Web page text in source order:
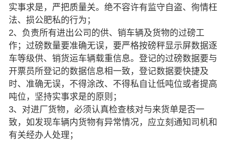
实事求是，严把质量关。绝不容许有监守自盗、徇情枉
法、损公肥私的行为；
2、负责所有进出公司的供、销车辆及货物的过磅工
作；过磅数量要准确无误，要严格按磅秤显示屏数据逐
车等级供、销货运车辆载重信息。登记的过磅数据要与
开票员所登记的数据信息相一致，登记数据要快捷及
时、准确无误，不得涂改、不得私自让低吨位或者提高
吨位，坚持实事求是的原则；
3、对进厂货物，必须认真检查核对与来货单是否一
致，如发现车辆内货物有异常情况，应立刻通知司机和
有关经办人处理；